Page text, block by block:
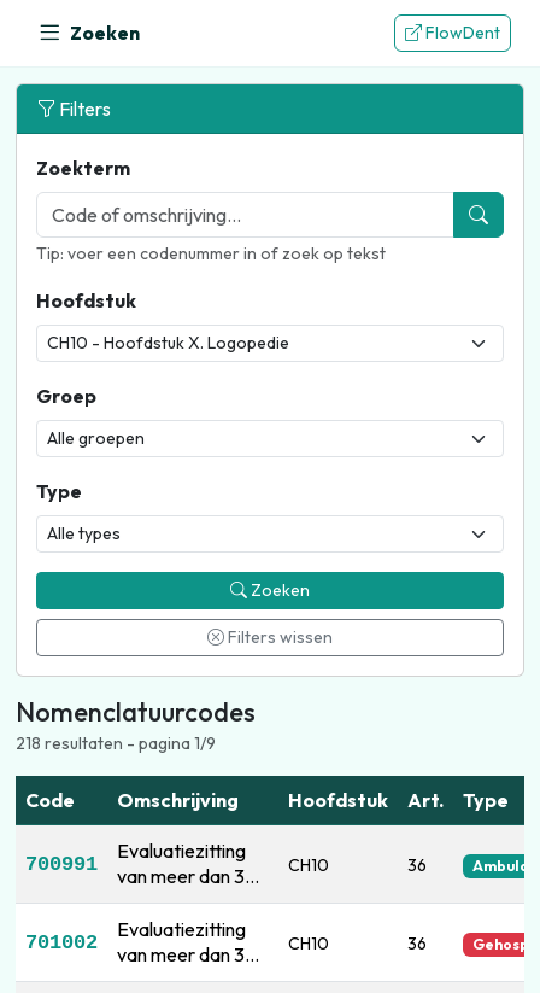
Zoeken FlowDent
Filters
Zoekterm
Tip: voer een codenummer in of zoek op tekst
Hoofdstuk
Groep
Type
Zoeken
Filters wissen
Nomenclatuurcodes
218 resultaten - pagina 1/9
Code Omschrijving Hoofdstuk Art. Type
700991
Evaluatiezitting
van meer dan 30
minuten
CH10 36
701002
Evaluatiezitting
van meer dan 30
minuten
CH10 36